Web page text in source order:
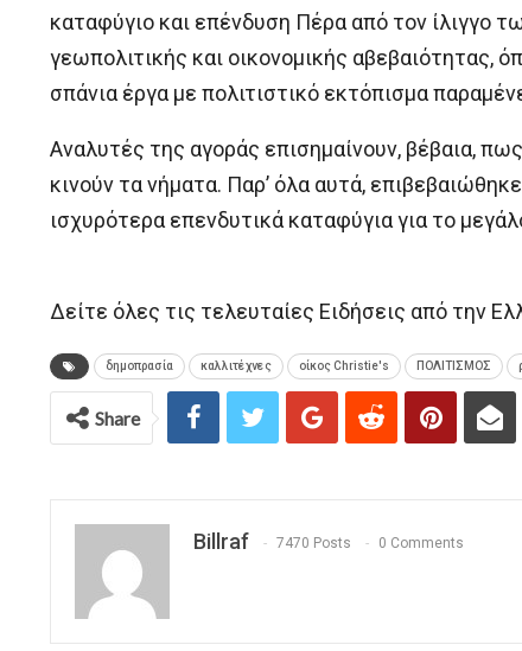
καταφύγιο και επένδυση Πέρα από τον ίλιγγο
γεωπολιτικής και οικονομικής αβεβαιότητας,
σπάνια έργα με πολιτιστικό εκτόπισμα
Αναλυτές της αγοράς επισημαίνουν, βέβαια,
κινούν τα νήματα. Παρ’ όλα αυτά,
ισχυρότερα επενδυτικά καταφύγια για το
Δείτε όλες τις τελευταίες Ειδήσεις από την
δημοπρασία καλλιτέχνες οίκος Christie's ΠΟΛΙΤΙΣΜΟΣ
Share
Billraf 7470 Posts 0 Comments